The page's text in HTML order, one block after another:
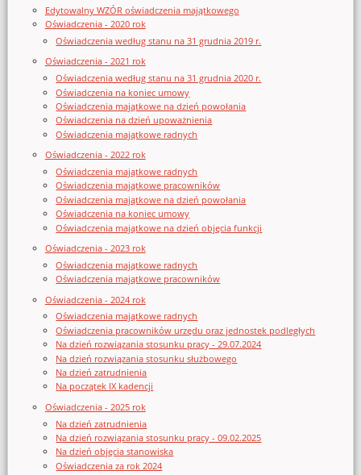
Edytowalny WZÓR oświadczenia majątkowego
Oświadczenia - 2020 rok
Oświadczenia według stanu na 31 grudnia 2019 r.
Oświadczenia - 2021 rok
Oświadczenia według stanu na 31 grudnia 2020 r.
Oświadczenia na koniec umowy
Oświadczenia majątkowe na dzień powołania
Oświadczenia na dzień upoważnienia
Oświadczenia majątkowe radnych
Oświadczenia - 2022 rok
Oświadczenia majątkowe radnych
Oświadczenia majątkowe pracowników
Oświadczenia majątkowe na dzień powołania
Oświadczenia na koniec umowy
Oświadczenia majątkowe na dzień objęcia funkcji
Oświadczenia - 2023 rok
Oświadczenia majątkowe radnych
Oświadczenia majątkowe pracowników
Oświadczenia - 2024 rok
Oświadczenia majątkowe radnych
Oświadczenia pracowników urzędu oraz jednostek podległych
Na dzień rozwiązania stosunku pracy - 29.07.2024
Na dzień rozwiązania stosunku służbowego
Na dzień zatrudnienia
Na początek IX kadencji
Oświadczenia - 2025 rok
Na dzień zatrudnienia
Na dzień rozwiązania stosunku pracy - 09.02.2025
Na dzień objęcia stanowiska
Oświadczenia za rok 2024